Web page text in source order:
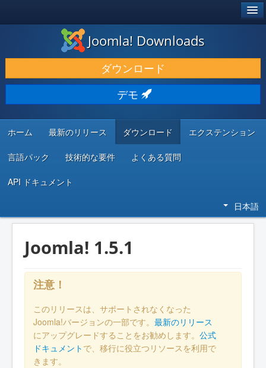
ダウンロードと機能拡張
発見と学び
コミュニティとサポート
開発者向けリソース
Joomla! Downloads
ダウンロード
デモ
ホーム 最新のリリース ダウンロード エクステンション
言語パック 技術的な要件 よくある質問
API ドキュメント
日本語
Joomla! 1.5.1
注意！
このリリースは、サポートされなくなった
Joomla!バージョンの一部です。 最新のリリース
にアップグレードすることをお勧めします。 公式
ドキュメント で、移行に役立つリソースを利用で
きます。